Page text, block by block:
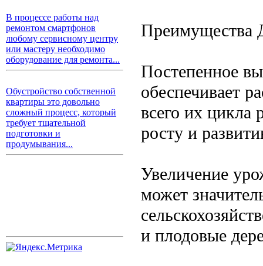
В процессе работы над
ремонтом смартфонов
любому сервисному центру
или мастеру необходимо
оборудование для ремонта...
Обустройство собственной
квартиры это довольно
сложный процесс, который
требует тщательной
подготовки и
продумывания...
Преимущества
Постепенное
обеспечивает
всего их цикла
росту и
Увеличение
может
и плодовые